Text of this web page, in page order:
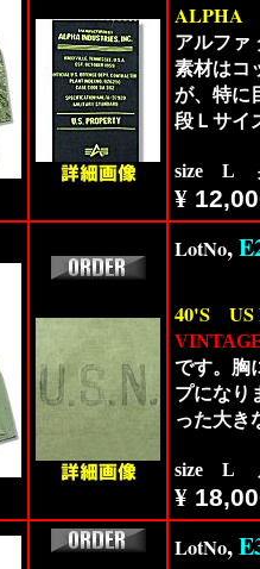
ALPHA
アルファ
素材はコ
が、特に
段Ｌサイ
size L
¥
LotNo,
40'S
です。胸
プになり
った大き
size L 肩
¥
LotNo,